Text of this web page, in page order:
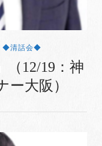
◆清話会◆
（12/19：神
大阪）